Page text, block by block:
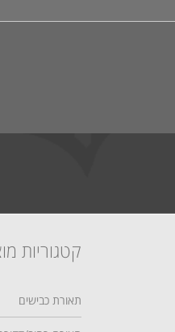
קטגוריות
תאורת כבישים